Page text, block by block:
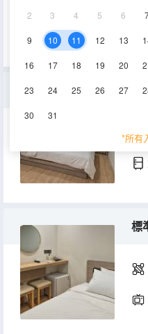
2 3 4 5 6
9 10 11 12 13
16 17 18 19 20
23 24 25 26 27
30 31
*所有
標